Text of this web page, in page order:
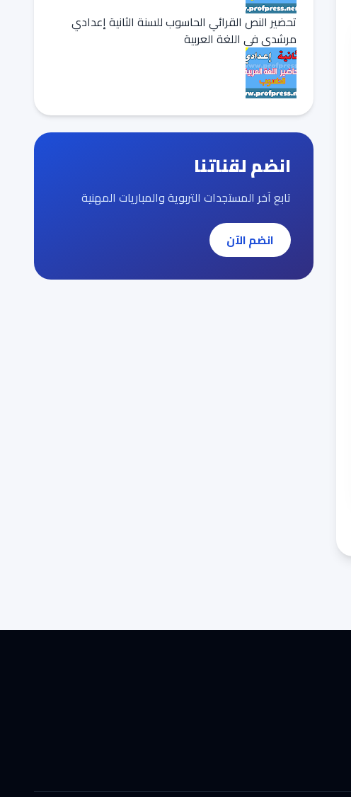
تحضير النص القرائي الحاسوب للسنة الثانية إعدادي
مرشدي في اللغة العربية
انضم لقناتنا
تابع آخر المستجدات التربوية والمباريات المهنية
انضم الآن